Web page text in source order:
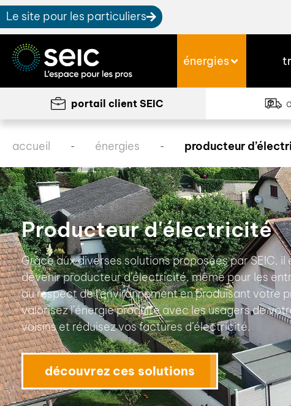
Le site pour les particuliers
énergies
portail client SEIC
accueil - énergies - producteur
Producteur d'électricité
Grâce aux diverses solutions proposées par SEIC, il
devenir producteur d’électricité, même pour les
au respect de l’environnement en produisant votre
valorisez l’énergie produite avec les usagers de
voisins et réduisez vos factures d’électricité.
découvrez ces solutions